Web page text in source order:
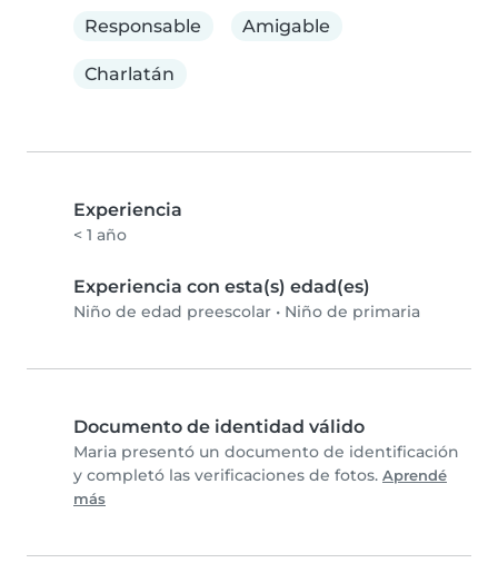
Responsable
Amigable
Charlatán
Experiencia
< 1 año
Experiencia con esta(s) edad(es)
Niño de edad preescolar • Niño de primaria
Documento de identidad válido
Maria presentó un documento de identificación
y completó las verificaciones de fotos. Aprendé
más